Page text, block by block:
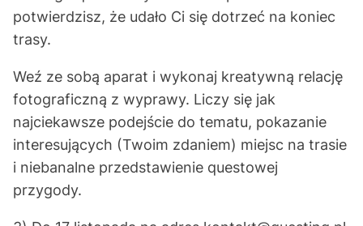
potwierdzisz, że udało Ci się dotrzeć na koniec
trasy.
Weź ze sobą aparat i wykonaj kreatywną relację
fotograficzną z wyprawy. Liczy się jak
najciekawsze podejście do tematu, pokazanie
interesujących (Twoim zdaniem) miejsc na trasie
i niebanalne przedstawienie questowej
przygody.